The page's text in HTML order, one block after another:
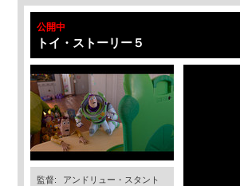
公開中
トイ・ストーリー５
監督:
アンドリュー・スタント